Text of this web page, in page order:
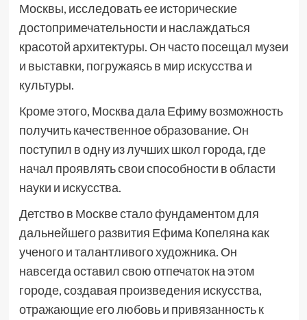
Москвы, исследовать ее исторические
достопримечательности и наслаждаться
красотой архитектуры. Он часто посещал музеи
и выставки, погружаясь в мир искусства и
культуры.
Кроме этого, Москва дала Ефиму возможность
получить качественное образование. Он
поступил в одну из лучших школ города, где
начал проявлять свои способности в области
науки и искусства.
Детство в Москве стало фундаментом для
дальнейшего развития Ефима Копеляна как
ученого и талантливого художника. Он
навсегда оставил свою отпечаток на этом
городе, создавая произведения искусства,
отражающие его любовь и привязанность к